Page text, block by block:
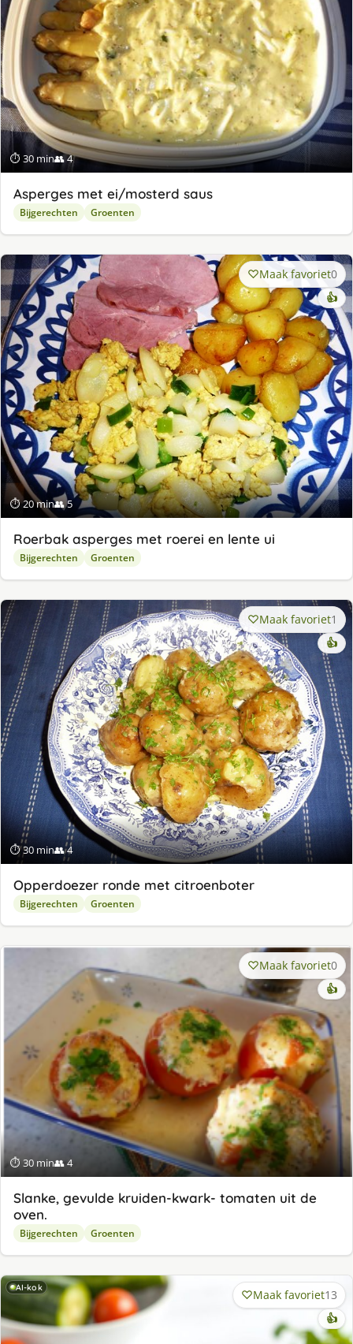
⏱ 30 min👥 4
Asperges met ei/mosterd saus
Bijgerechten Groenten
⏱ 20 min👥 5
Maak favoriet0
👍
Roerbak asperges met roerei en lente ui
Bijgerechten Groenten
⏱ 30 min👥 4
Maak favoriet1
👍
Opperdoezer ronde met citroenboter
Bijgerechten Groenten
⏱ 30 min👥 4
Maak favoriet0
👍
Slanke, gevulde kruiden-kwark- tomaten uit de
oven.
Bijgerechten Groenten
AI-kok Maak favoriet13
👍